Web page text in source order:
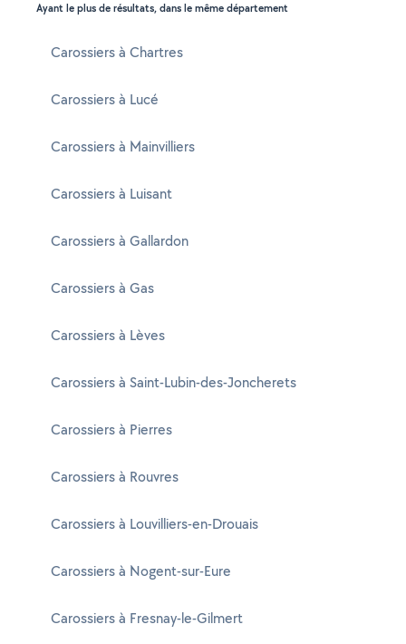
Ayant le plus de résultats, dans le même département
Carossiers à Chartres
Carossiers à Lucé
Carossiers à Mainvilliers
Carossiers à Luisant
Carossiers à Gallardon
Carossiers à Gas
Carossiers à Lèves
Carossiers à Saint-Lubin-des-Joncherets
Carossiers à Pierres
Carossiers à Rouvres
Carossiers à Louvilliers-en-Drouais
Carossiers à Nogent-sur-Eure
Carossiers à Fresnay-le-Gilmert